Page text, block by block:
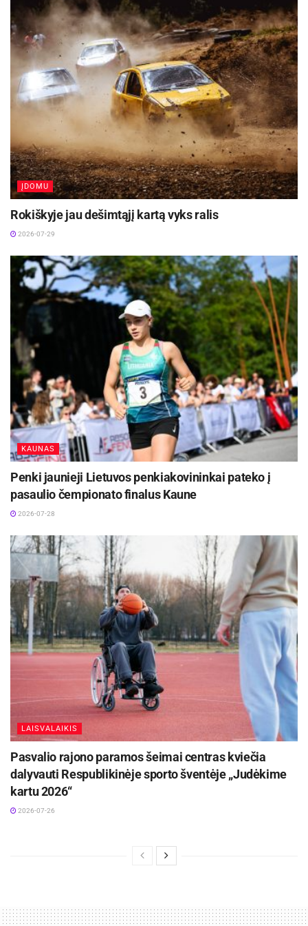
ĮDOMU
Rokiškyje jau dešimtąjį kartą vyks ralis
2026-07-29
KAUNAS
Penki jaunieji Lietuvos penkiakovininkai pateko į
pasaulio čempionato finalus Kaune
2026-07-28
LAISVALAIKIS
Pasvalio rajono paramos šeimai centras kviečia
dalyvauti Respublikinėje sporto šventėje „Judėkime
kartu 2026“
2026-07-26